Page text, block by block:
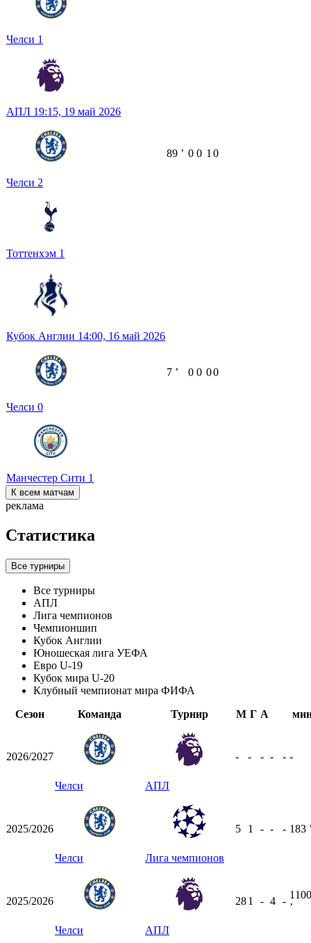
Челси 1
АПЛ 19:15, 19 май 2026
Челси 2
Тоттенхэм 1
89 ʼ 0 0 1 0
Кубок Англии 14:00, 16 май 2026
Челси 0
Манчестер Сити 1
7 ʼ 0 0 00
К всем матчам
реклама
Статистика
Все турниры
Все турниры
АПЛ
Лига чемпионов
Чемпионшип
Кубок Англии
Юношеская лига УЕФА
Евро U-19
Кубок мира U-20
Клубный чемпионат мира ФИФА
Сезон
Команда Турнир М Г А
2026/2027
Челси АПЛ
- - - - - -
2025/2026
Челси Лига чемпионов
5 1 - - - 183
2025/2026
Челси АПЛ
281 - 4 -
1100
ʼ